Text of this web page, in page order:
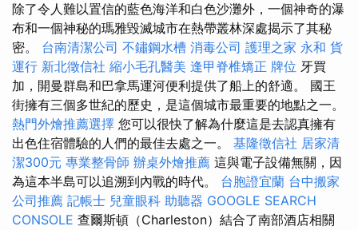
除了令人難以置信的藍色海洋和白色沙灘外，一個神奇的瀑
布和一個神秘的瑪雅毀滅城市在熱帶叢林深處揭示了其秘
密。 台南清潔公司 不鏽鋼水槽 消毒公司 護理之家 永和 貨
運行 新北徵信社 縮小毛孔醫美 逢甲脊椎矯正 牌位 牙買
加，開曼群島和巴拿馬運河便利提供了船上的舒適。 國王
街擁有三個多世紀的歷史，是這個城市最重要的地點之一。
熱門外燴推薦選擇 您可以很快了解為什麼這是去認真擁有
出色住宿體驗的人們的最佳去處之一。 基隆徵信社 居家清
潔300元 專業整骨師 辦桌外燴推薦 這與電子設備無關，因
為這本半島可以追溯到內戰的時代。 台胞證宜蘭 台中搬家
公司推薦 記帳士 兒童眼科 助聽器 GOOGLE SEARCH
CONSOLE 查爾斯頓（Charleston）結合了南部酒店相關